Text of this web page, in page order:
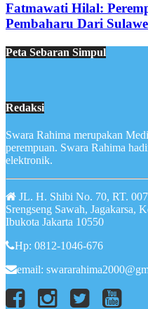
Fatmawati Hilal:
Pembaharu Dari
Peta Sebaran Simpul
Redaksi
Swara Rahima merupakan
perempuan. Swara Rahima
elektronik.
JL. H. Shibi No. 70, RT.
Srengseng Sawah, Jagakarsa,
Ibukota Jakarta 10550
Hp: 0812-1046-676
email: